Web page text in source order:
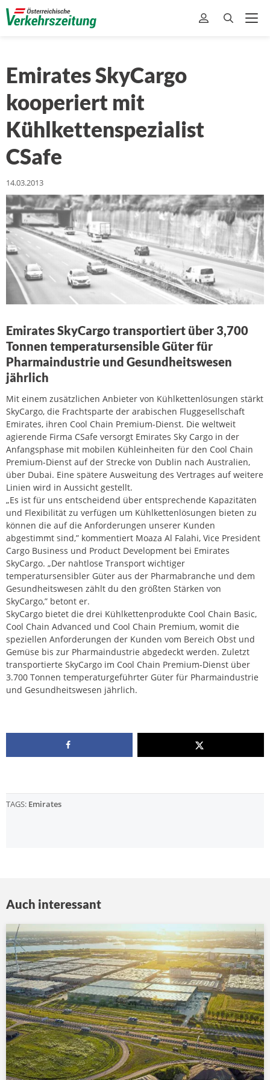
Emirates SkyCargo
kooperiert mit
Kühlkettenspezialist
CSafe
14.03.2013
Emirates SkyCargo transportiert über 3,700
Tonnen temperatursensible Güter für
Pharmaindustrie und Gesundheitswesen
jährlich
Mit einem zusätzlichen Anbieter von Kühlkettenlösungen stärkt
SkyCargo, die Frachtsparte der arabischen Fluggesellschaft
Emirates, ihren Cool Chain Premium-Dienst. Die weltweit
agierende Firma CSafe versorgt Emirates Sky Cargo in der
Anfangsphase mit mobilen Kühleinheiten für den Cool Chain
Premium-Dienst auf der Strecke von Dublin nach Australien,
über Dubai. Eine spätere Ausweitung des Vertrages auf weitere
Linien wird in Aussicht gestellt.
„Es ist für uns entscheidend über entsprechende Kapazitäten
und Flexibilität zu verfügen um Kühlkettenlösungen bieten zu
können die auf die Anforderungen unserer Kunden
abgestimmt sind,” kommentiert Moaza Al Falahi, Vice President
Cargo Business und Product Development bei Emirates
SkyCargo. „Der nahtlose Transport wichtiger
temperatursensibler Güter aus der Pharmabranche und dem
Gesundheitswesen zählt du den größten Stärken von
SkyCargo,” betont er.
SkyCargo bietet die drei Kühlkettenprodukte Cool Chain Basic,
Cool Chain Advanced und Cool Chain Premium, womit die
speziellen Anforderungen der Kunden vom Bereich Obst und
Gemüse bis zur Pharmaindustrie abgedeckt werden. Zuletzt
transportierte SkyCargo im Cool Chain Premium-Dienst über
3.700 Tonnen temperaturgeführter Güter für Pharmaindustrie
und Gesundheitswesen jährlich.
TAGS: Emirates
Auch interessant